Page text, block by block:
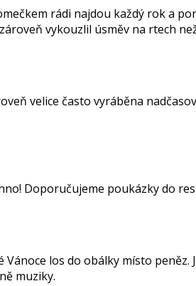
rádi najdou každý rok a
vykouzlil úsměv na rtech
velice často vyráběna
Doporučujeme poukázky do
los do obálky místo
muziky.